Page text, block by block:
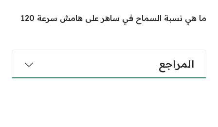
ما هي نسبة السماح في ساهر على هامش سرعة 120
المراجع